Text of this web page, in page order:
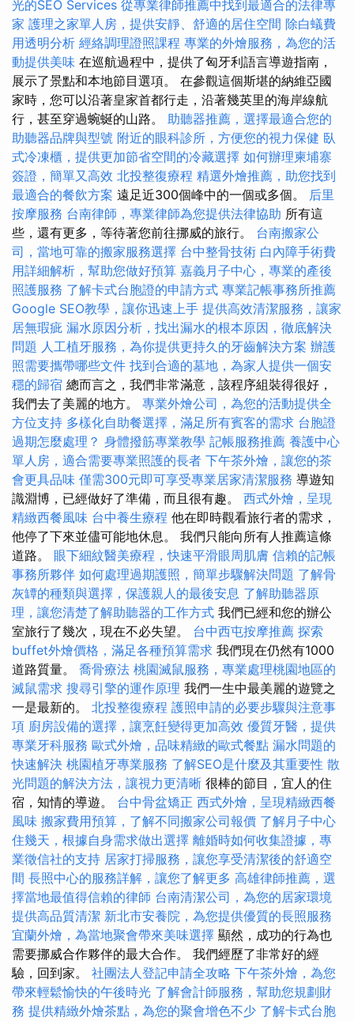
光的SEO Services 從專業律師推薦中找到最適合的法律專
家 護理之家單人房，提供安靜、舒適的居住空間 除白蟻費
用透明分析 經絡調理證照課程 專業的外燴服務，為您的活
動提供美味 在巡航過程中，提供了匈牙利語言導遊指南，
展示了景點和本地節目選項。 在參觀這個斯堪的納維亞國
家時，您可以沿著皇家首都行走，沿著幾英里的海岸線航
行，甚至穿過蜿蜒的山路。 助聽器推薦，選擇最適合您的
助聽器品牌與型號 附近的眼科診所，方便您的視力保健 臥
式冷凍櫃，提供更加節省空間的冷藏選擇 如何辦理柬埔寨
簽證，簡單又高效 北投整復療程 精選外燴推薦，助您找到
最適合的餐飲方案 遠足近300個峰中的一個或多個。 后里
按摩服務 台南律師，專業律師為您提供法律協助 所有這
些，還有更多，等待著您前往挪威的旅行。 台南搬家公
司，當地可靠的搬家服務選擇 台中整骨技術 白內障手術費
用詳細解析，幫助您做好預算 嘉義月子中心，專業的產後
照護服務 了解卡式台胞證的申請方式 專業記帳事務所推薦
Google SEO教學，讓你迅速上手 提供高效清潔服務，讓家
居無瑕疵 漏水原因分析，找出漏水的根本原因，徹底解決
問題 人工植牙服務，為你提供更持久的牙齒解決方案 辦護
照需要攜帶哪些文件 找到合適的墓地，為家人提供一個安
穩的歸宿 總而言之，我們非常滿意，該程序組裝得很好，
我們去了美麗的地方。 專業外燴公司，為您的活動提供全
方位支持 多樣化自助餐選擇，滿足所有賓客的需求 台胞證
過期怎麼處理？ 身體撥筋專業教學 記帳服務推薦 養護中心
單人房，適合需要專業照護的長者 下午茶外燴，讓您的茶
會更具品味 僅需300元即可享受專業居家清潔服務 導遊知
識淵博，已經做好了準備，而且很有趣。 西式外燴，呈現
精緻西餐風味 台中養生療程 他在即時觀看旅行者的需求，
他停了下來並儘可能地休息。 我們只能向所有人推薦這條
道路。 眼下細紋醫美療程，快速平滑眼周肌膚 信賴的記帳
事務所夥伴 如何處理過期護照，簡單步驟解決問題 了解骨
灰罈的種類與選擇，保護親人的最後安息 了解助聽器原
理，讓您清楚了解助聽器的工作方式 我們已經和您的辦公
室旅行了幾次，現在不必失望。 台中西屯按摩推薦 探索
buffet外燴價格，滿足各種預算需求 我們現在仍然有1000
道路質量。 喬骨療法 桃園滅鼠服務，專業處理桃園地區的
滅鼠需求 搜尋引擎的運作原理 我們一生中最美麗的遊覽之
一是最新的。 北投整復療程 護照申請的必要步驟與注意事
項 廚房設備的選擇，讓烹飪變得更加高效 優質牙醫，提供
專業牙科服務 歐式外燴，品味精緻的歐式餐點 漏水問題的
快速解決 桃園植牙專業服務 了解SEO是什麼及其重要性 散
光問題的解決方法，讓視力更清晰 很棒的節目，宜人的住
宿，知情的導遊。 台中骨盆矯正 西式外燴，呈現精緻西餐
風味 搬家費用預算，了解不同搬家公司報價 了解月子中心
住幾天，根據自身需求做出選擇 離婚時如何收集證據，專
業徵信社的支持 居家打掃服務，讓您享受清潔後的舒適空
間 長照中心的服務詳解，讓您了解更多 高雄律師推薦，選
擇當地最值得信賴的律師 台南清潔公司，為您的居家環境
提供高品質清潔 新北市安養院，為您提供優質的長照服務
宜蘭外燴，為當地聚會帶來美味選擇 顯然，成功的行為也
需要挪威合作夥伴的最大合作。 我們經歷了非常好的經
驗，回到家。 社團法人登記申請全攻略 下午茶外燴，為您
帶來輕鬆愉快的午後時光 了解會計師服務，幫助您規劃財
務 提供精緻外燴茶點，為您的聚會增色不少 了解卡式台胞